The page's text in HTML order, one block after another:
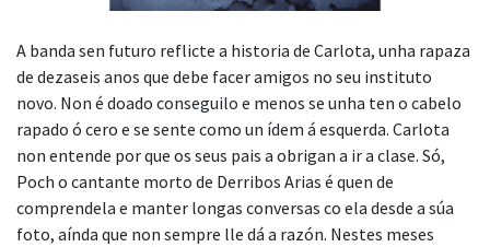
A banda sen futuro reflicte a historia de Carlota, unha rapaza
de dezaseis anos que debe facer amigos no seu instituto
novo. Non é doado conseguilo e menos se unha ten o cabelo
rapado ó cero e se sente como un ídem á esquerda. Carlota
non entende por que os seus pais a obrigan a ir a clase. Só,
Poch o cantante morto de Derribos Arias é quen de
comprendela e manter longas conversas co ela desde a súa
foto, aínda que non sempre lle dá a razón. Nestes meses